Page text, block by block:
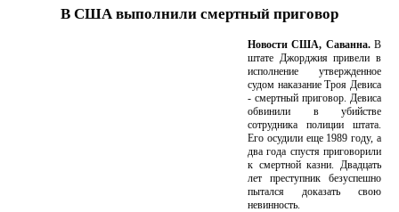
В США выполнили смертный приговор
Новости США, Саванна.В
штате Джорджия привели в
исполнение утвержденное
судом наказание Троя Девиса
- смертный приговор. Девиса
обвинили в убийстве
сотрудника полиции штата.
Его осудили еще 1989 году, а
два года спустя приговорили
к смертной казни. Двадцать
лет преступник безуспешно
пытался доказать свою
невинность.